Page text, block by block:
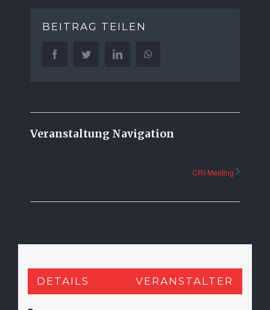
BEITRAG TEILEN
FacebookTwitter LinkedIn
Veranstaltung Navigation
CRI-Meeting
DETAILS VERANSTALTER